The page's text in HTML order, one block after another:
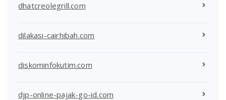
dhatcreolegrill.com
dilakasi-cairhibah.com
diskominfokutim.com
djp-online-pajak-go-id.com